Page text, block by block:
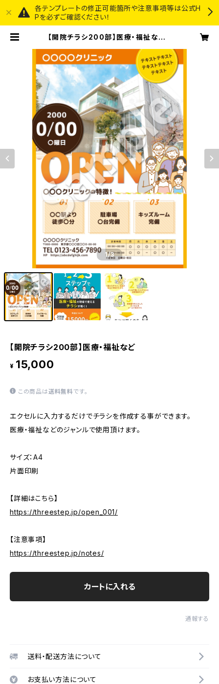
各テンプレートの修正可能箇所や注意事項等は公式H
Pを必ずご確認ください！
【開院チラシ200部】医療・福祉など |
1/3
【開院チラシ200部】医療・福祉など
¥ 15,000
この商品は送料無料です。
エクセルに入力するだけでチラシを作成する事ができます。
医療・福祉などのジャンルで使用頂けます。
サイズ：A4
片面印刷
【詳細はこちら】
https://threestep.jp/open_001/
【注意事項】
https://threestep.jp/notes/
カートに入れる
通報する
送料・配送方法について
お支払い方法について